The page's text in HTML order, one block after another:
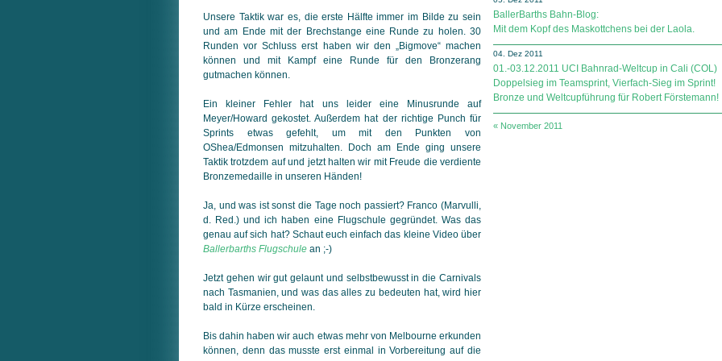
Unsere Taktik war es, die erste Hälfte immer im Bilde zu sein
und am Ende mit der Brechstange eine Runde zu holen. 30
Runden vor Schluss erst haben wir den „Bigmove“ machen
können und mit Kampf eine Runde für den Bronzerang
gutmachen können.
Ein kleiner Fehler hat uns leider eine Minusrunde auf
Meyer/Howard gekostet. Außerdem hat der richtige Punch für
Sprints etwas gefehlt, um mit den Punkten von
OShea/Edmonsen mitzuhalten. Doch am Ende ging unsere
Taktik trotzdem auf und jetzt halten wir mit Freude die verdiente
Bronzemedaille in unseren Händen!
Ja, und was ist sonst die Tage noch passiert? Franco (Marvulli,
d. Red.) und ich haben eine Flugschule gegründet. Was das
genau auf sich hat? Schaut euch einfach das kleine Video über
Ballerbarths Flugschule an ;-)
Jetzt gehen wir gut gelaunt und selbstbewusst in die Carnivals
nach Tasmanien, und was das alles zu bedeuten hat, wird hier
bald in Kürze erscheinen.
Bis dahin haben wir auch etwas mehr von Melbourne erkunden
können, denn das musste erst einmal in Vorbereitung auf die
BallerBarths Bahn-Blog:
Mit dem Kopf des Maskottchens bei der Laola.
04. Dez 2011
01.-03.12.2011 UCI Bahnrad-Weltcup in Cali (COL)
Doppelsieg im Teamsprint, Vierfach-Sieg im Sprint!
Bronze und Weltcupführung für Robert Förstemann!
« November 2011